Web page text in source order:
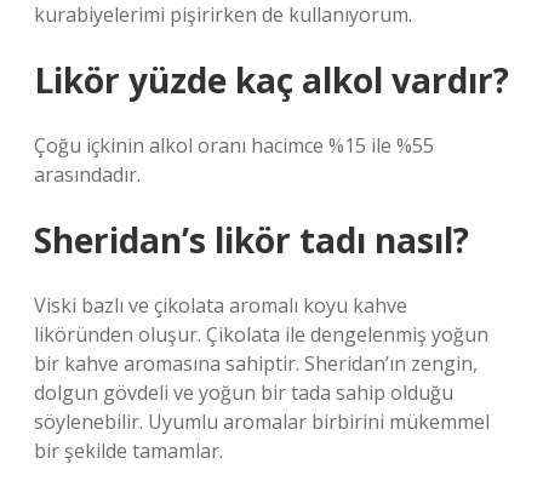
kurabiyelerimi pişirirken de kullanıyorum.
Likör yüzde kaç alkol vardır?
Çoğu içkinin alkol oranı hacimce %15 ile %55
arasındadır.
Sheridan’s likör tadı nasıl?
Viski bazlı ve çikolata aromalı koyu kahve
liköründen oluşur. Çikolata ile dengelenmiş yoğun
bir kahve aromasına sahiptir. Sheridan’ın zengin,
dolgun gövdeli ve yoğun bir tada sahip olduğu
söylenebilir. Uyumlu aromalar birbirini mükemmel
bir şekilde tamamlar.